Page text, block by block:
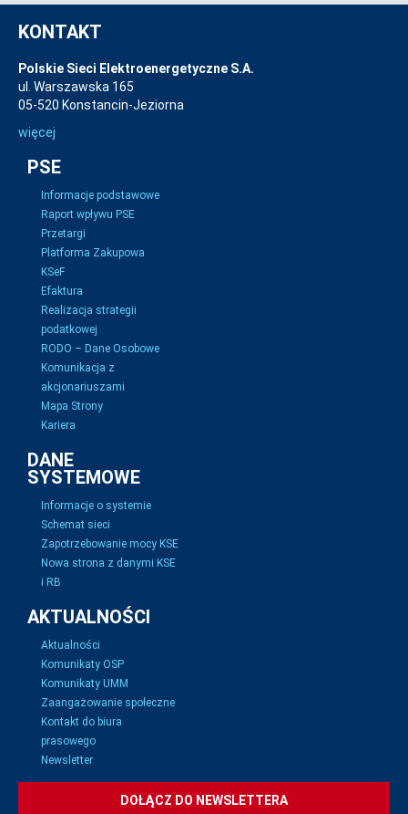
KONTAKT
Polskie Sieci Elektroenergetyczne S.A.
ul. Warszawska 165
05-520 Konstancin-Jeziorna
więcej
PSE
Informacje podstawowe
Raport wpływu PSE
Przetargi
Platforma Zakupowa
KSeF
Efaktura
Realizacja strategii
podatkowej
RODO – Dane Osobowe
Komunikacja z
akcjonariuszami
Mapa Strony
Kariera
DANE
SYSTEMOWE
Informacje o systemie
Schemat sieci
Zapotrzebowanie mocy KSE
Nowa strona z danymi KSE
i RB
AKTUALNOŚCI
Aktualności
Komunikaty OSP
Komunikaty UMM
Zaangażowanie społeczne
Kontakt do biura
prasowego
Newsletter
DOŁĄCZ DO NEWSLETTERA